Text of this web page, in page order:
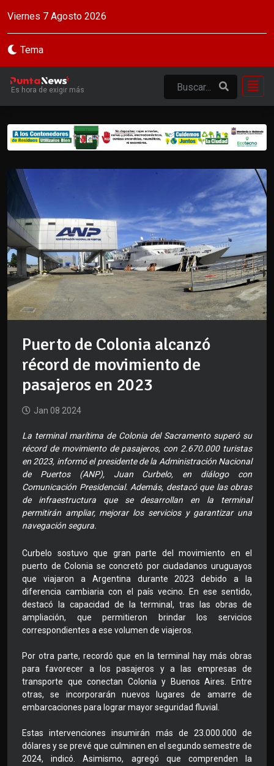
Viernes 7 Agosto 2026
Tema
Es hora de exigir más
Puerto de Colonia alcanzó
récord de movimiento de
pasajeros en 2023
Jan 08 2024
La terminal marítima de Colonia del Sacramento superó su
récord de movimiento de pasajeros, con 2.670.000 turistas
en 2023, informó el presidente de la Administración Nacional
de Puertos (ANP), Juan Curbelo, en diálogo con
Comunicación Presidencial. Además, destacó que las obras
de infraestructura que se desarrollan en la terminal
permitirán ampliar, mejorar los servicios y garantizar una
navegación segura.
Curbelo sostuvo que gran parte del movimiento en el
puerto de Colonia se concretó por ciudadanos uruguayos
que viajaron a Argentina durante 2023 debido a la
diferencia cambiaria con el país vecino. En ese sentido,
destacó la capacidad de la terminal, tras las obras de
ampliación, que permitieron brindar los servicios
correspondientes a ese volumen de viajeros.
Por otra parte, recordó que en la terminal hay más obras
para favorecer a los pasajeros y a las empresas de
transporte que conectan Colonia y Buenos Aires. Entre
otras, se incorporarán nuevos lugares de amarre de
embarcaciones para lograr mayor seguridad fluvial.
Estas intervenciones insumirán más de 23.000.000 de
dólares y se prevé que culminen en el segundo semestre de
2024, indicó. Asimismo, agregó que comprenden la